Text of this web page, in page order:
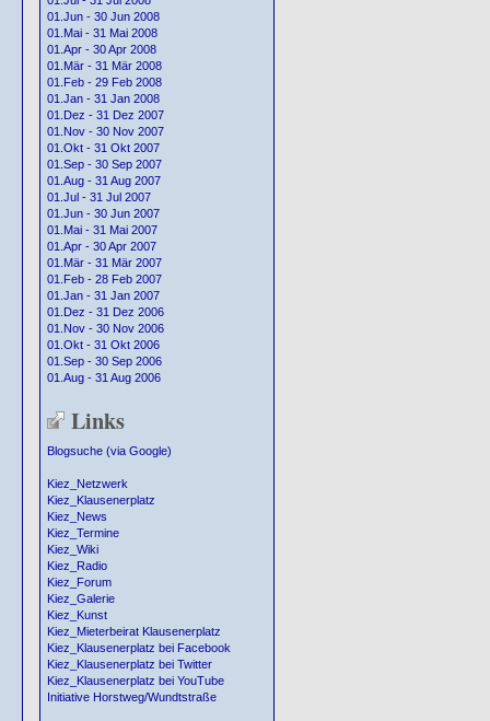
01.Jun - 30 Jun 2008
01.Mai - 31 Mai 2008
01.Apr - 30 Apr 2008
01.Mär - 31 Mär 2008
01.Feb - 29 Feb 2008
01.Jan - 31 Jan 2008
01.Dez - 31 Dez 2007
01.Nov - 30 Nov 2007
01.Okt - 31 Okt 2007
01.Sep - 30 Sep 2007
01.Aug - 31 Aug 2007
01.Jul - 31 Jul 2007
01.Jun - 30 Jun 2007
01.Mai - 31 Mai 2007
01.Apr - 30 Apr 2007
01.Mär - 31 Mär 2007
01.Feb - 28 Feb 2007
01.Jan - 31 Jan 2007
01.Dez - 31 Dez 2006
01.Nov - 30 Nov 2006
01.Okt - 31 Okt 2006
01.Sep - 30 Sep 2006
01.Aug - 31 Aug 2006
Links
Blogsuche (via Google)
Kiez_Netzwerk
Kiez_Klausenerplatz
Kiez_News
Kiez_Termine
Kiez_Wiki
Kiez_Radio
Kiez_Forum
Kiez_Galerie
Kiez_Kunst
Kiez_Mieterbeirat Klausenerplatz
Kiez_Klausenerplatz bei Facebook
Kiez_Klausenerplatz bei Twitter
Kiez_Klausenerplatz bei YouTube
Initiative Horstweg/Wundtstraße